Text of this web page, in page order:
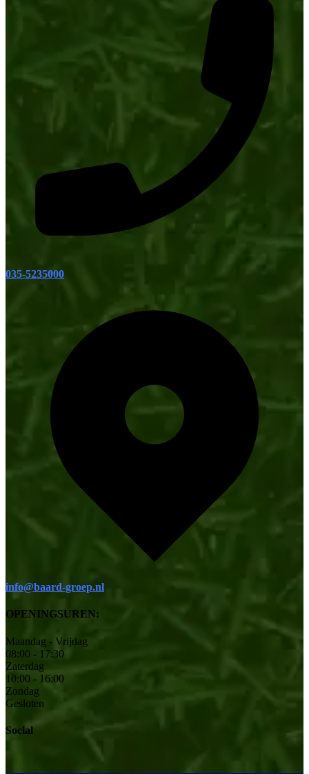
035-5235000
info@baard-groep.nl
OPENINGSUREN:
Maandag - Vrijdag
08:00 - 17:30
Zaterdag
10:00 - 16:00
Zondag
Gesloten
Social